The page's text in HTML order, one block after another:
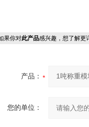
你对此产品感兴趣，想了解更
产品：
您的单位：